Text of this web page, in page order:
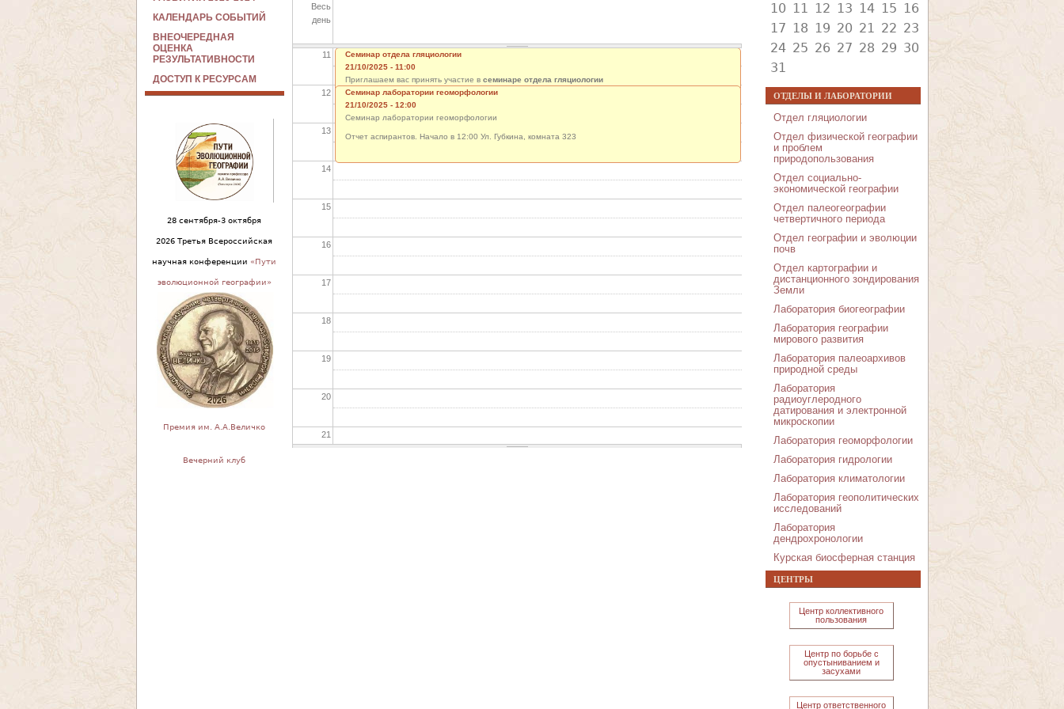
Весь
день
10
11
12
13
14
15
16
17
18
19
20
21
Семинар отдела гляциологии
21/10/2025 - 11:00
Приглашаем вас принять участие в семинаре отдела гляциологии
во вторник 21 октября в 11:00
Семинар лаборатории геоморфологии
21/10/2025 - 12:00
Семинар лаборатории геоморфологии
Отчет аспирантов. Начало в 12:00 Ул. Губкина, комната 323
КАЛЕНДАРЬ СОБЫТИЙ
ВНЕОЧЕРЕДНАЯ
ОЦЕНКА
РЕЗУЛЬТАТИВНОСТИ
ДОСТУП К РЕСУРСАМ
28 сентября-3 октября
2026 Третья Всероссийская
научная конференции «Пути
эволюционной географии»
Премия им. А.А.Величко
Вечерний клуб
10 11 12 13 14 15 16
17 18 19 20 21 22 23
24 25 26 27 28 29 30
31
ОТДЕЛЫ И ЛАБОРАТОРИИ
Отдел гляциологии
Отдел физической географии
и проблем
природопользования
Отдел социально-
экономической географии
Отдел палеогеографии
четвертичного периода
Отдел географии и эволюции
почв
Отдел картографии и
дистанционного зондирования
Земли
Лаборатория биогеографии
Лаборатория географии
мирового развития
Лаборатория палеоархивов
природной среды
Лаборатория
радиоуглеродного
датирования и электронной
микроскопии
Лаборатория геоморфологии
Лаборатория гидрологии
Лаборатория климатологии
Лаборатория геополитических
исследований
Лаборатория
дендрохронологии
Курская биосферная станция
ЦЕНТРЫ
Центр коллективного
пользования
Центр по борьбе с
опустыниванием и
засухами
Центр ответственного